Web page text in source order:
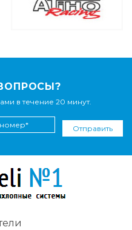
в течение 20 минут.
Отправить